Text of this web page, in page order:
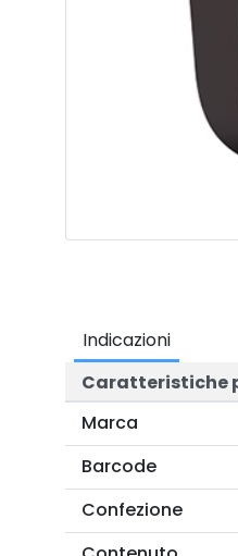
Indicazioni
Caratteristiche
Marca
Barcode
Confezione